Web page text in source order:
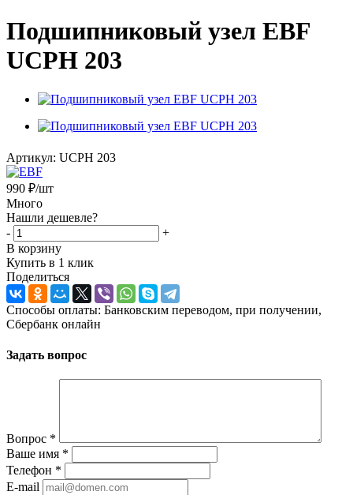
Подшипниковый узел EBF
UCPH 203
Артикул: UCPH 203
990 ₽/шт
Много
Нашли дешевле?
-
+
В корзину
Купить в 1 клик
Поделиться
Способы оплаты: Банковским переводом, при получении,
Сбербанк онлайн
Задать вопрос
Вопрос *
Ваше имя *
Телефон *
E-mail